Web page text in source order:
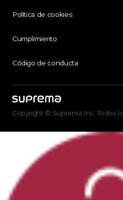
Política de cookies
Cumplimiento
Código de conducta
Copyright © Suprema Inc. Todos